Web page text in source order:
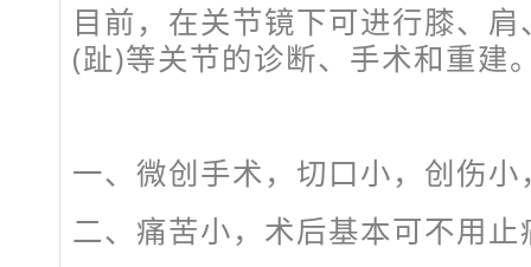
目前，在关节镜下可进行膝、
(趾)等关节的诊断、手术和重建
一、微创手术，切口小，创伤
二、痛苦小，术后基本可不用止